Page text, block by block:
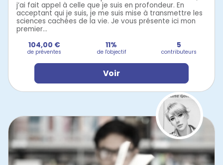
j’ai fait appel à celle que je suis en profondeur. En
acceptant qui je suis, je me suis mise à transmettre les
sciences cachées de la vie. Je vous présente ici mon
premier...
104,00 €
de préventes
11%
de l'objectif
5
contributeurs
Voir